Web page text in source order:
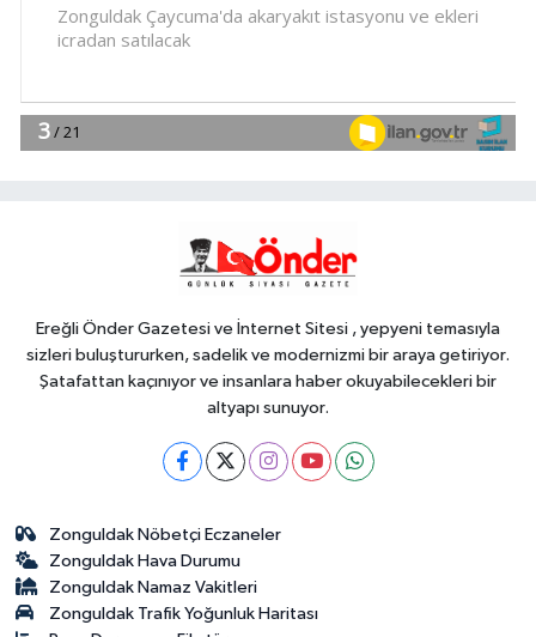
18:55Bursa'da tarihi eser
18:45
girişimcilere yeni kapılar açıyor
Ereğli Önder Gazetesi ve İnternet Sitesi , yepyeni temasıyla
sizleri buluştururken, sadelik ve modernizmi bir araya getiriyor.
Şatafattan kaçınıyor ve insanlara haber okuyabilecekleri bir
altyapı sunuyor.
Zonguldak Nöbetçi Eczaneler
Zonguldak Hava Durumu
Zonguldak Namaz Vakitleri
Zonguldak Trafik Yoğunluk Haritası